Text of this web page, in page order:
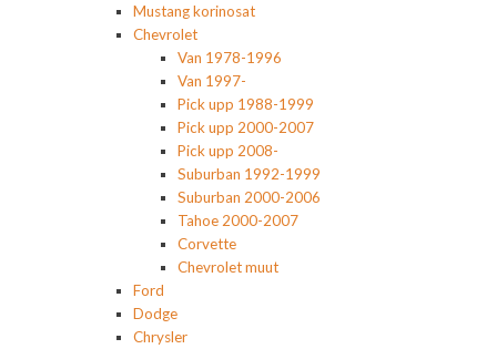
Mustang korinosat
Chevrolet
Van 1978-1996
Van 1997-
Pick upp 1988-1999
Pick upp 2000-2007
Pick upp 2008-
Suburban 1992-1999
Suburban 2000-2006
Tahoe 2000-2007
Corvette
Chevrolet muut
Ford
Dodge
Chrysler